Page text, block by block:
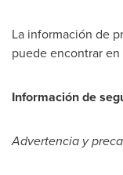
La información de
puede encontrar en
Información de
Advertencia y